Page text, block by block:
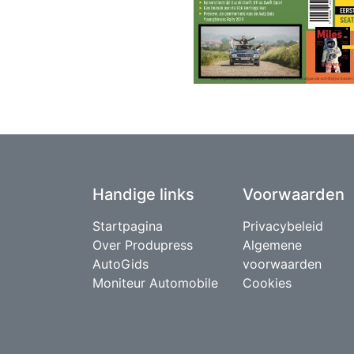
Handige links
Startpagina
Over Produpress
AutoGids
Moniteur Automobile
Voorwaarden
Privacybeleid
Algemene
voorwaarden
Cookies